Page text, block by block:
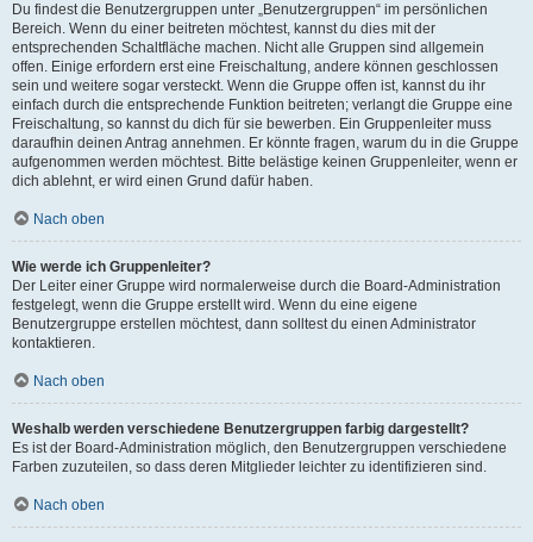
Du findest die Benutzergruppen unter „Benutzergruppen“ im persönlichen
Bereich. Wenn du einer beitreten möchtest, kannst du dies mit der
entsprechenden Schaltfläche machen. Nicht alle Gruppen sind allgemein
offen. Einige erfordern erst eine Freischaltung, andere können geschlossen
sein und weitere sogar versteckt. Wenn die Gruppe offen ist, kannst du ihr
einfach durch die entsprechende Funktion beitreten; verlangt die Gruppe eine
Freischaltung, so kannst du dich für sie bewerben. Ein Gruppenleiter muss
daraufhin deinen Antrag annehmen. Er könnte fragen, warum du in die Gruppe
aufgenommen werden möchtest. Bitte belästige keinen Gruppenleiter, wenn er
dich ablehnt, er wird einen Grund dafür haben.
Nach oben
Wie werde ich Gruppenleiter?
Der Leiter einer Gruppe wird normalerweise durch die Board-Administration
festgelegt, wenn die Gruppe erstellt wird. Wenn du eine eigene
Benutzergruppe erstellen möchtest, dann solltest du einen Administrator
kontaktieren.
Nach oben
Weshalb werden verschiedene Benutzergruppen farbig dargestellt?
Es ist der Board-Administration möglich, den Benutzergruppen verschiedene
Farben zuzuteilen, so dass deren Mitglieder leichter zu identifizieren sind.
Nach oben